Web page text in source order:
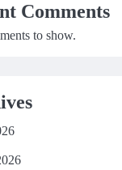
Comments
to show.